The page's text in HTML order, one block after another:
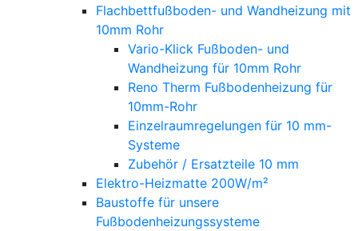
Flachbettfußboden- und Wandheizung mit
10mm Rohr
Vario-Klick Fußboden- und
Wandheizung für 10mm Rohr
Reno Therm Fußbodenheizung für
10mm-Rohr
Einzelraumregelungen für 10 mm-
Systeme
Zubehör / Ersatzteile 10 mm
Elektro-Heizmatte 200W/m²
Baustoffe für unsere
Fußbodenheizungssysteme